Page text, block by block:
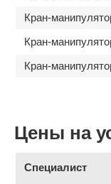
Кран-
Кран-
Кран-
Цены на
Специалист